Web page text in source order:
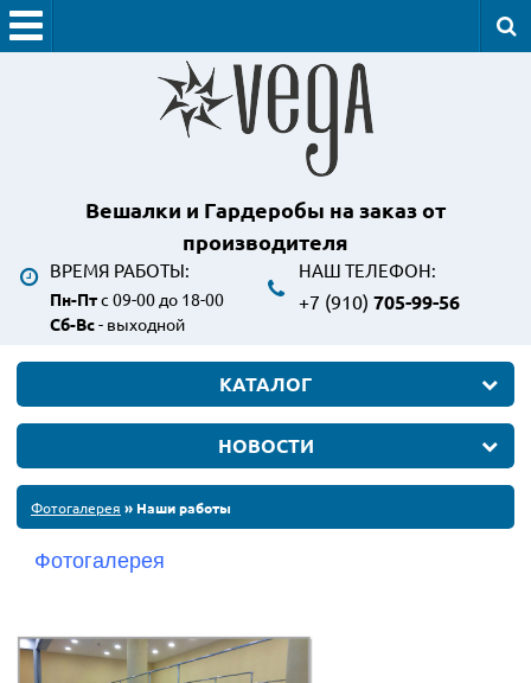
Вешалки и Гардеробы на заказ от
производителя
ВРЕМЯ РАБОТЫ:
Пн-Птс 09-00 до 18-00
Сб-Вс- выходной
НАШ ТЕЛЕФОН:
+7 (910) 705-99-56
КАТАЛОГ
НОВОСТИ
Фотогалерея » Наши работы
Фотогалерея